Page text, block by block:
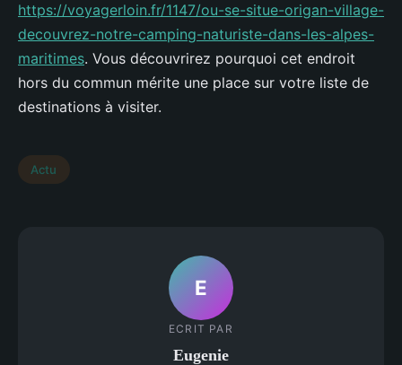
https://voyagerloin.fr/1147/ou-se-situe-origan-village-
decouvrez-notre-camping-naturiste-dans-les-alpes-
maritimes. Vous découvrirez pourquoi cet endroit
hors du commun mérite une place sur votre liste de
destinations à visiter.
Actu
E
ECRIT PAR
Eugenie